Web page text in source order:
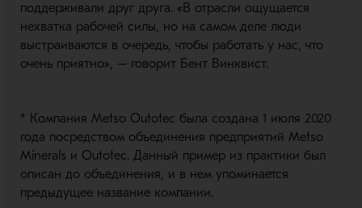
поддерживали друг друга. «В отрасли ощущается
нехватка рабочей силы, но на самом деле люди
выстраиваются в очередь, чтобы работать у нас, что
очень приятно», – говорит Бент Винквист.
* Компания Metso Outotec была создана 1 июля 2020
года посредством объединения предприятий Metso
Minerals и Outotec. Данный пример из практики был
описан до объединения, и в нем упоминается
предыдущее название компании.